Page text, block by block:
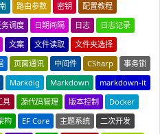
路由参数 密钥
配置教程
调度 日期间隔 日志
日志记录
文案 文件读取
文件夹选择
页面通讯 中间件 CSharp
事务锁
Markdig Markdown
markdown-it
具 源代码管理 版本控制
Docker
构 EF Core 主题系统
二次开发